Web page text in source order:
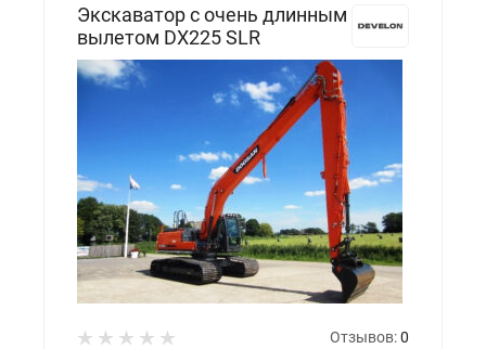
Экскаватор с очень длинным
вылетом DX225 SLR
Отзывов:0